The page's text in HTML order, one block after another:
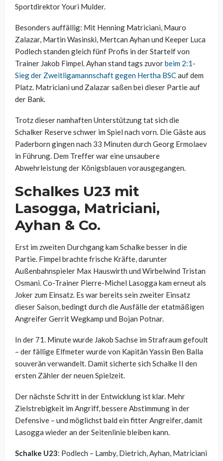
Sportdirektor Youri Mulder.
Besonders auffällig: Mit Henning Matriciani, Mauro
Zalazar, Martin Wasinski, Mertcan Ayhan und Keeper Luca
Podlech standen gleich fünf Profis in der Startelf von
Trainer Jakob Fimpel. Ayhan stand tags zuvorbeim 2:1-
Sieg der Zweitligamannschaft gegen Hertha BSCauf dem
Platz. Matriciani und Zalazar saßen bei dieser Partie auf
der Bank.
Trotz dieser namhaften Unterstützung tat sich die
Schalker Reserve schwer im Spiel nach vorn. Die Gäste aus
Paderborn gingen nach 33 Minuten durch Georg Ermolaev
in Führung. Dem Treffer war eine unsaubere
Abwehrleistung der Königsblauen vorausgegangen.
Schalkes U23 mit
Lasogga, Matriciani,
Ayhan & Co.
Erst im zweiten Durchgang kam Schalke besser in die
Partie. Fimpel brachte frische Kräfte, darunter
Außenbahnspieler Max Hauswirth und Wirbelwind Tristan
Osmani. Co-Trainer Pierre-Michel Lasogga kam erneut als
Joker zum Einsatz. Es war bereits sein zweiter Einsatz
dieser Saison, bedingt durch die Ausfälle der etatmäßigen
Angreifer Gerrit Wegkamp und Bojan Potnar.
In der 71. Minute wurde Jakob Sachse im Strafraum gefoult
– der fällige Elfmeter wurde von Kapitän Yassin Ben Balla
souverän verwandelt. Damit sicherte sich Schalke II den
ersten Zähler der neuen Spielzeit.
Der nächste Schritt in der Entwicklung ist klar. Mehr
Zielstrebigkeit im Angriff, bessere Abstimmung in der
Defensive – und möglichst bald ein fitter Angreifer, damit
Lasogga wieder an der Seitenlinie bleiben kann.
Schalke U23: Podlech – Lamby, Dietrich, Ayhan, Matriciani